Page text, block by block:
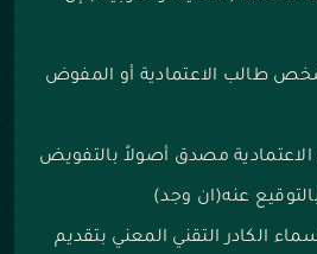
طالب الاعتمادية أو المفوض
مصدق أصولاً بالتفويض
عنه(ان وجد)
الكادر التقني المعني بتقديم